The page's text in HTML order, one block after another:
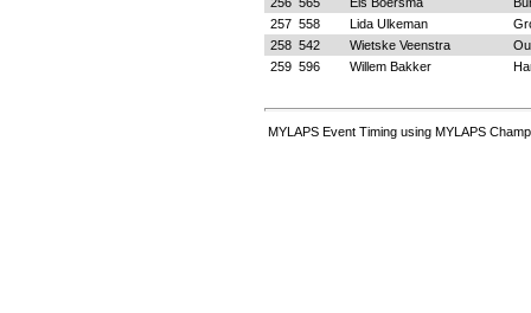
257 558 Lida Ulkeman
258 542 Wietske Veenstra
259 596 Willem Bakker
MYLAPS Event Timing using MYLAPS